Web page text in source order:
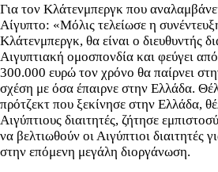
Για τον Κλάτενμπεργκ που
Αίγυπτο: «Μόλις τελείωσε η
Κλάτενμπεργκ, θα είναι ο διευθυντής
Αιγυπτιακή ομοσπονδία και φεύγει
300.000 ευρώ τον χρόνο θα παίρνει
σχέση με όσα έπαιρνε στην Ελλάδα.
πρότζεκτ που ξεκίνησε στην Ελλάδα,
Αιγύπτιους διαιτητές, ζήτησε
να βελτιωθούν οι Αιγύπτιοι διαιτητές
στην επόμενη μεγάλη διοργάνωση.